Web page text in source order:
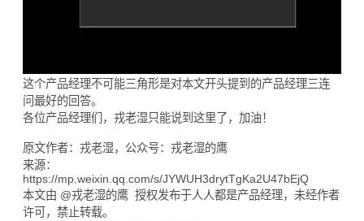
这个产品经理不可能三角形是对本文开头提到的产品经理三连
问最好的回答。
各位产品经理们，戎老湿只能说到这里了，加油！
原文作者：戎老湿，公众号：戎老湿的鹰
来源：
https://mp.weixin.qq.com/s/JYWUH3drytTgKa2U47bEjQ
本文由 @戎老湿的鹰 授权发布于人人都是产品经理，未经作者
许可，禁止转载。